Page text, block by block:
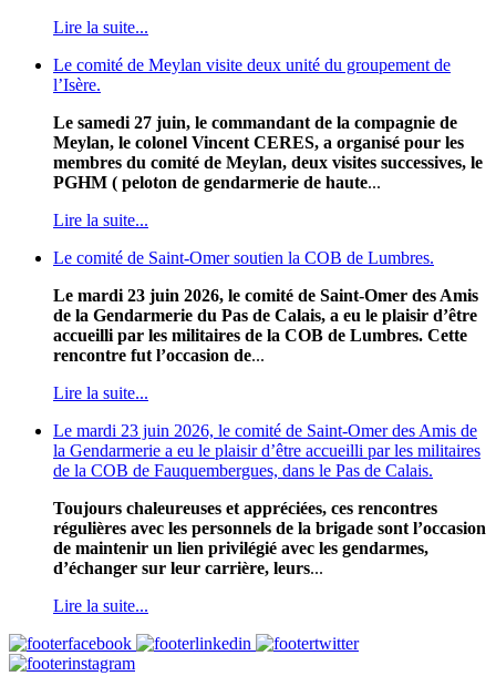
Lire la suite...
Le comité de Meylan visite deux unité du groupement de
l’Isère.
Le samedi 27 juin, le commandant de la compagnie de
Meylan, le colonel Vincent CERES, a organisé pour les
membres du comité de Meylan, deux visites successives, le
PGHM ( peloton de gendarmerie de haute...
Lire la suite...
Le comité de Saint-Omer soutien la COB de Lumbres.
Le mardi 23 juin 2026, le comité de Saint-Omer des Amis
de la Gendarmerie du Pas de Calais, a eu le plaisir d’être
accueilli par les militaires de la COB de Lumbres. Cette
rencontre fut l’occasion de...
Lire la suite...
Le mardi 23 juin 2026, le comité de Saint-Omer des Amis de
la Gendarmerie a eu le plaisir d’être accueilli par les militaires
de la COB de Fauquembergues, dans le Pas de Calais.
Toujours chaleureuses et appréciées, ces rencontres
régulières avec les personnels de la brigade sont l’occasion
de maintenir un lien privilégié avec les gendarmes,
d’échanger sur leur carrière, leurs...
Lire la suite...